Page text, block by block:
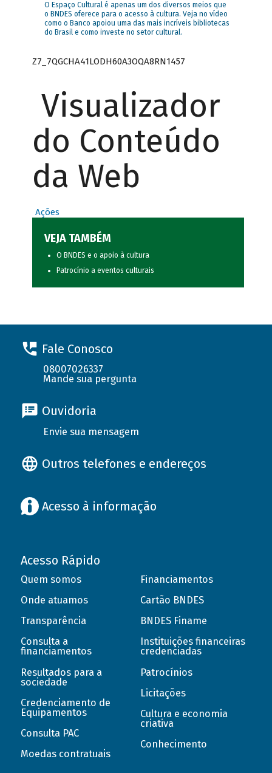
O Espaço Cultural é apenas um dos diversos meios que
o BNDES oferece para o acesso à cultura. Veja no vídeo
como o Banco apoiou uma das mais incríveis bibliotecas
do Brasil e como investe no setor cultural.
Z7_7QGCHA41LODH60A3OQA8RN1457
Visualizador
do Conteúdo
da Web
Ações
VEJA TAMBÉM
O BNDES e o apoio à cultura
Patrocínio a eventos culturais
Fale Conosco
08007026337
Mande sua pergunta
Ouvidoria
Envie sua mensagem
Outros telefones e endereços
Acesso à informação
Acesso Rápido
Quem somos
Onde atuamos
Transparência
Consulta a
financiamentos
Resultados para a
sociedade
Credenciamento de
Equipamentos
Consulta PAC
Moedas contratuais
Financiamentos
Cartão BNDES
BNDES Finame
Instituições financeiras
credenciadas
Patrocínios
Licitações
Cultura e economia
criativa
Conhecimento